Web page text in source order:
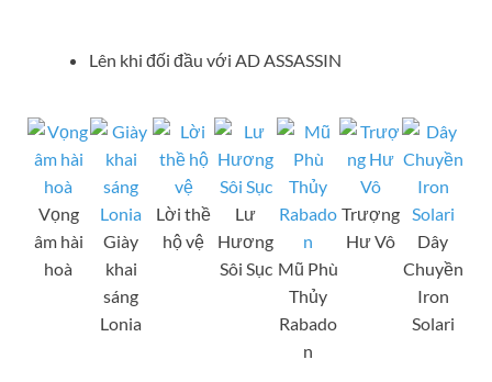
Lên khi đối đầu với AD ASSASSIN
Vọng
âm hài
hoà
Giày
khai
sáng
Lonia
Lời thề
hộ vệ
Lư
Hương
Sôi Sục Mũ Phù
Thủy
Rabado
n
Trượng
Hư Vô
Dây
Chuyền
Iron
Solari